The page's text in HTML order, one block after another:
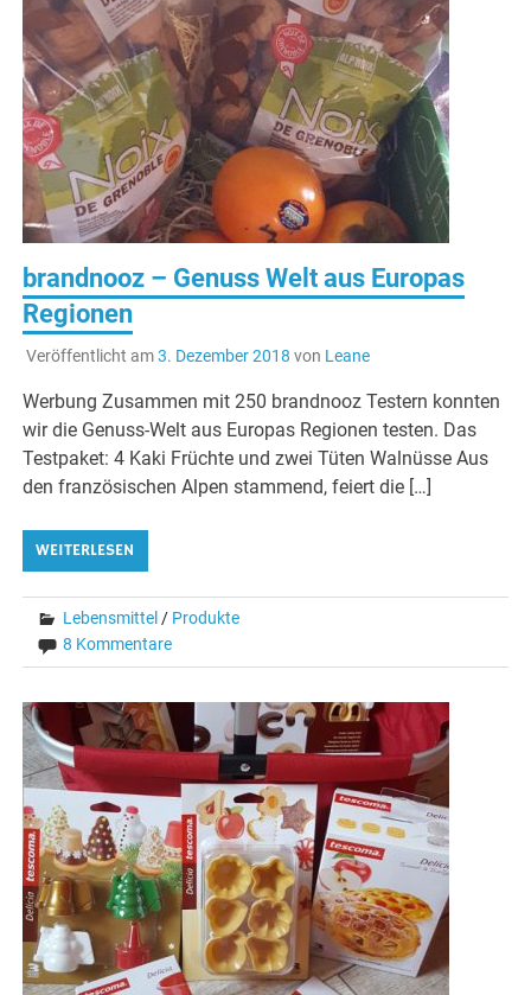
brandnooz – Genuss Welt aus Europas
Regionen
Veröffentlicht am3. Dezember 2018 von Leane
Werbung Zusammen mit 250 brandnooz Testern konnten
wir die Genuss-Welt aus Europas Regionen testen. Das
Testpaket: 4 Kaki Früchte und zwei Tüten Walnüsse Aus
den französischen Alpen stammend, feiert die […]
WEITERLESEN
Lebensmittel / Produkte
8 Kommentare